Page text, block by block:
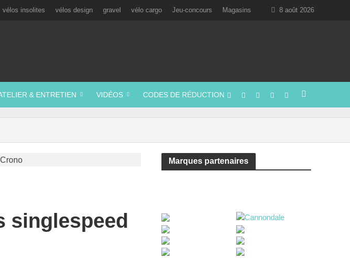
vélos insolites vélos design gravel vélo cargo Jeu-concours Magasins 8 août 2026
& ENTRETIEN VIDÉOS CODES DE RÉDUCTION
singlespeed
Marques partenaires